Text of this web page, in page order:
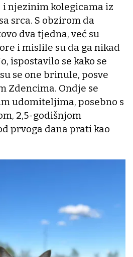
i njezinim kolegicama iz
srca. S obzirom da
dva tjedna, već su
i mislile su da ga nikad
ispostavilo se kako se
se one brinule, posve
Zdencima. Ondje se
udomiteljima, posebno s
2,5-godišnjom
prvoga dana prati kao